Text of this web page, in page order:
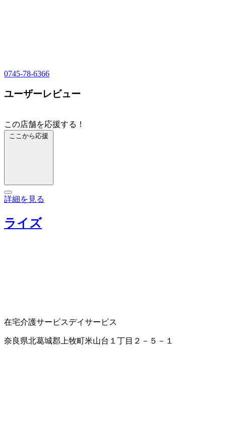
0745-78-6366
ユーザーレビュー
この店舗を応援する！
ここから応援
詳細を見る
ライズ
在宅介護サービスデイサービス
奈良県北葛城郡上牧町米山台１丁目２－５－１